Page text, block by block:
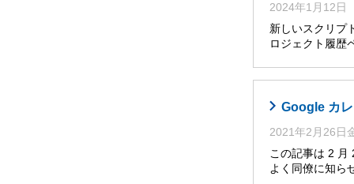
2024年1月12日
新しいスクリプ
ロジェクト履歴
Google カ
2021年2月26日
この記事は 2
よく同僚に知ら